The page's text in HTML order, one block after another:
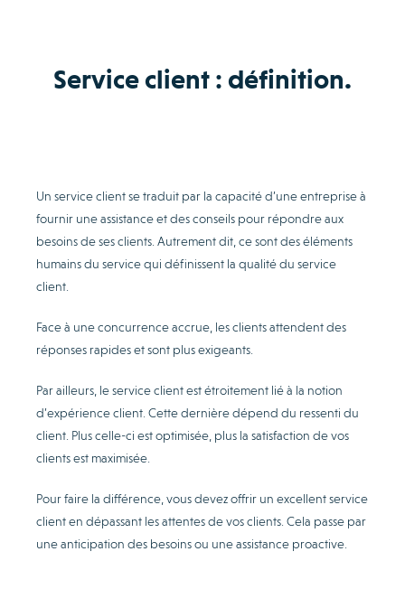
Service client : définition.
Un service client se traduit par la capacité d’une entreprise à
fournir une assistance et des conseils pour répondre aux
besoins de ses clients. Autrement dit, ce sont des éléments
humains du service qui définissent la qualité du service
client.
Face à une concurrence accrue, les clients attendent des
réponses rapides et sont plus exigeants.
Par ailleurs, le service client est étroitement lié à la notion
d’expérience client. Cette dernière dépend du ressenti du
client. Plus celle-ci est optimisée, plus la satisfaction de vos
clients est maximisée.
Pour faire la différence, vous devez offrir un excellent service
client en dépassant les attentes de vos clients. Cela passe par
une anticipation des besoins ou une assistance proactive.